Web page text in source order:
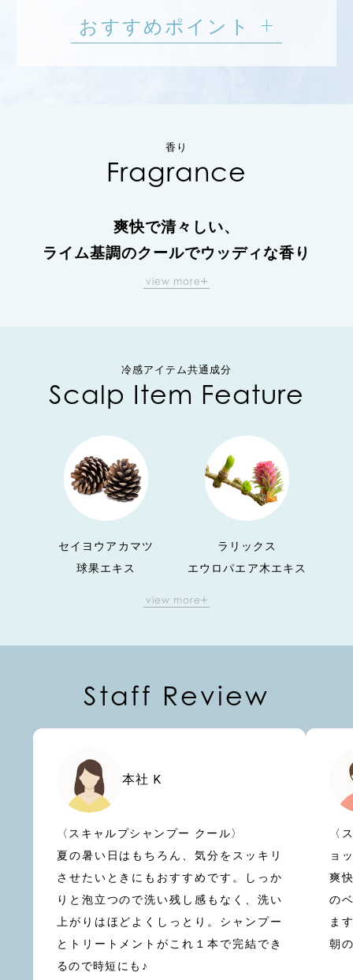
おすすめポイント
香り
Fragrance
爽快で清々しい、
ライム基調のクールでウッディな香り
ライムの品のある爽快な香りを引き立てるように
view more
冷感アイテム共通成分
Scalp Item Feature
セイヨウアカマツ
球果エキス
ラリックス
エウロパエア木エキス
保湿効果に優れ、頭皮に油分と水分を与え、
view more
Staff Review
本社 K
〈スキャルプシャンプー クール〉
夏の暑い日はもちろん、気分をスッキリ
させたいときにもおすすめです。しっか
りと泡立つので洗い残し感もなく、洗い
上がりはほどよくしっとり。シャンプー
とトリートメントがこれ１本で完結でき
るので時短にも♪
〈
ョ
爽
の
ま
朝